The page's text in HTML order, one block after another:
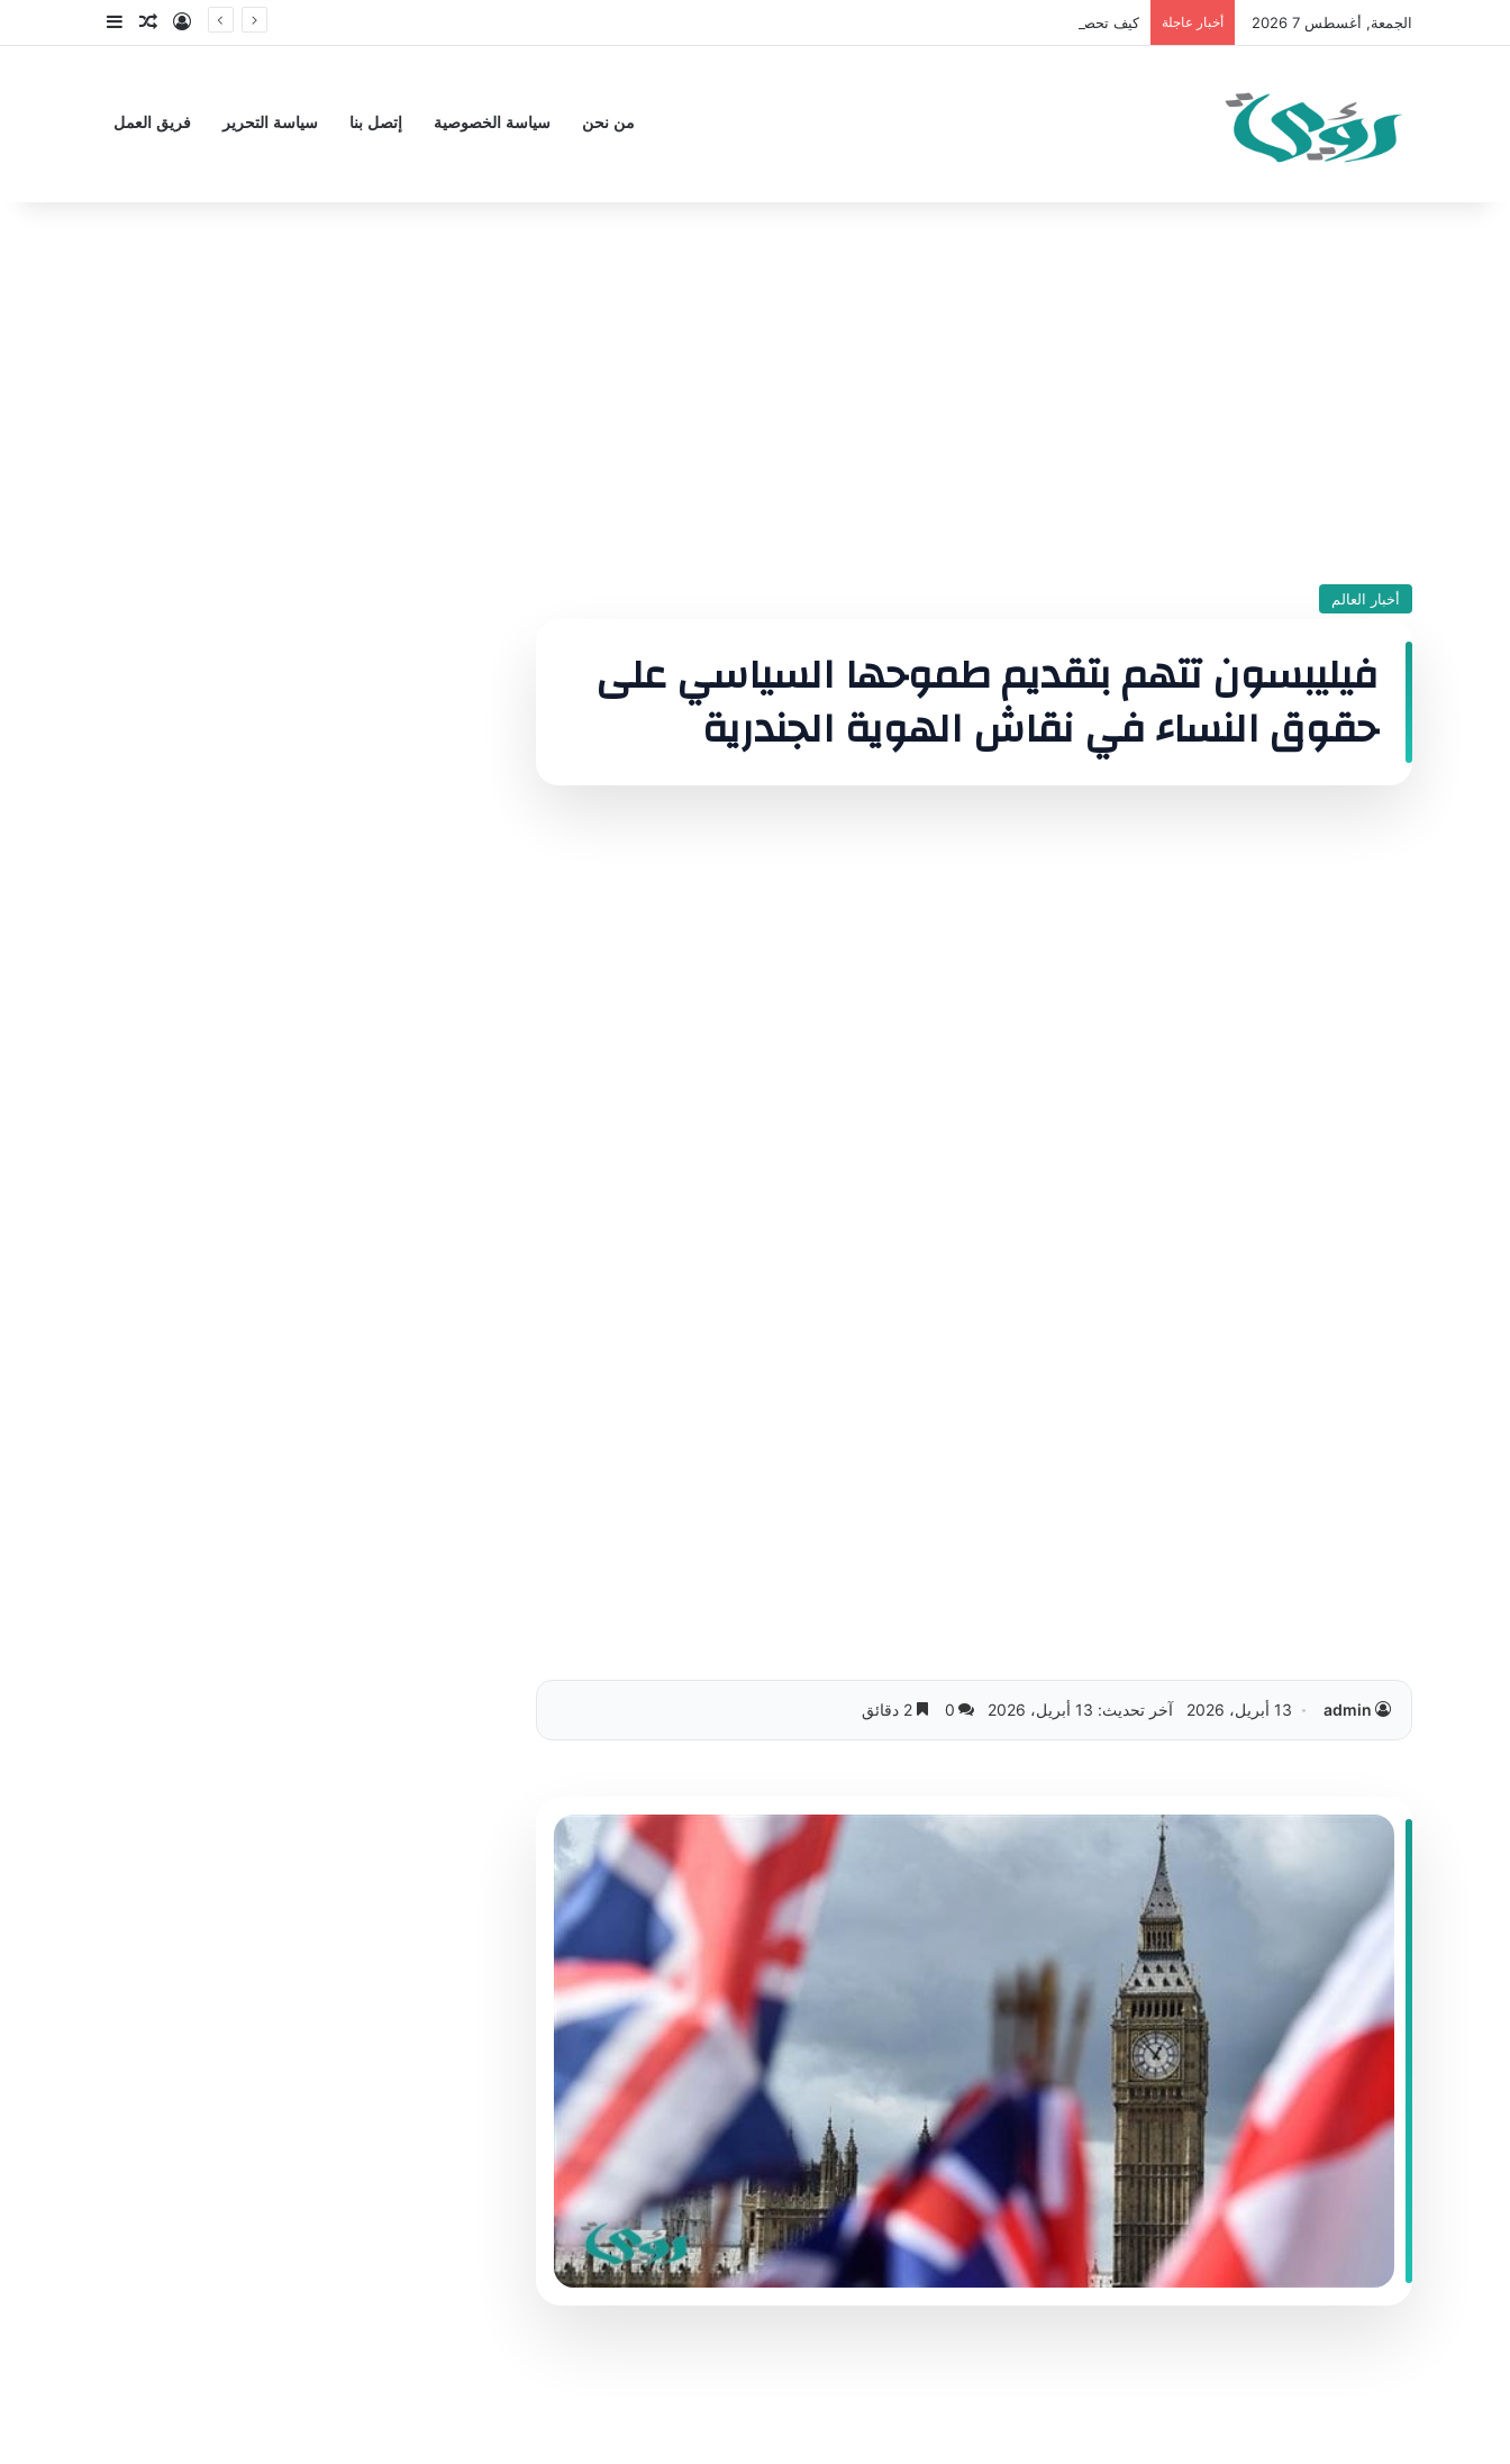
الجمعة, أغسطس 7 2026 أخبار عاجلة كيف تحصل على 100 متابع يوميًا على “انستقرام” في 2026 بدون إعلانات تسجيل الدخول
مقال عشوائي
إضافة عمود
من نحن سياسة الخصوصية إتصل بنا سياسة التحرير فريق العمل
أخبار العالم
فيليبسون تتهم بتقديم طموحها السياسي على
حقوق النساء في نقاش الهوية الجندرية
admin 13 أبريل، 2026 آخر تحديث: 13 أبريل، 2026 0